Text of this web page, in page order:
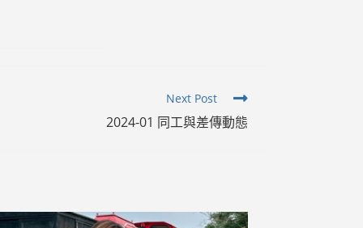
Next Post
2024-01 同工與差傳動態